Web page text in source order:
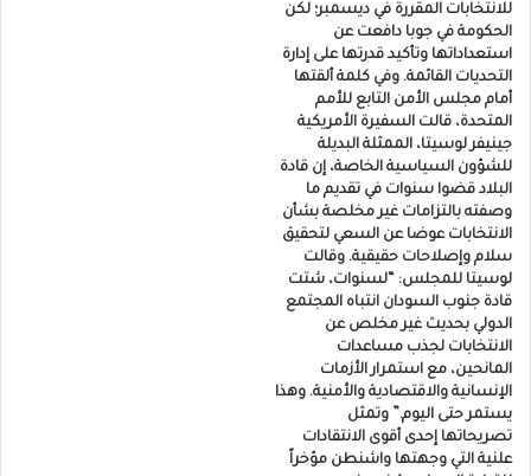
للانتخابات المقررة في ديسمبر؛ لكن
الحكومة في جوبا دافعت عن
استعداداتها وتأكيد قدرتها على إدارة
التحديات القائمة. وفي كلمة ألقتها
أمام مجلس الأمن التابع للأمم
المتحدة، قالت السفيرة الأمريكية
جينيفر لوسيتا، الممثلة البديلة
للشؤون السياسية الخاصة، إن قادة
البلاد قضوا سنوات في تقديم ما
وصفته بالتزامات غير مخلصة بشأن
الانتخابات عوضا عن السعي لتحقيق
سلام وإصلاحات حقيقية. وقالت
لوسيتا للمجلس: “لسنوات، شتت
قادة جنوب السودان انتباه المجتمع
الدولي بحديث غير مخلص عن
الانتخابات لجذب مساعدات
المانحين، مع استمرار الأزمات
الإنسانية والاقتصادية والأمنية. وهذا
يستمر حتى اليوم.” وتمثل
تصريحاتها إحدى أقوى الانتقادات
علنية التي وجهتها واشنطن مؤخراً